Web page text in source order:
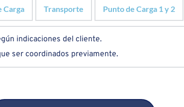
Carga Transporte Punto de Carga 1 y 2
indicaciones del cliente.
ser coordinados previamente.